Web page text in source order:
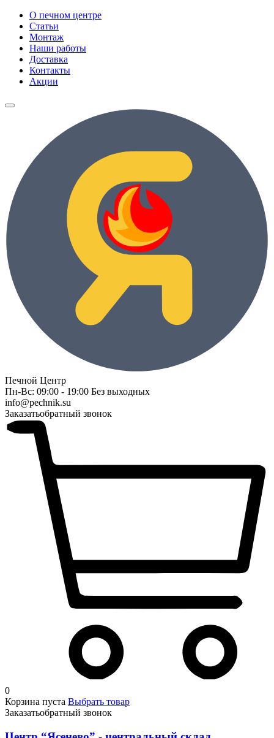
О печном центре
Статьи
Монтаж
Наши работы
Доставка
Контакты
Акции
Печной Центр
Пн-Вс: 09:00 - 19:00 Без выходных
info@pechnik.su
Заказатьобратный звонок
0
Корзина пуста Выбрать товар
Заказатьобратный звонок